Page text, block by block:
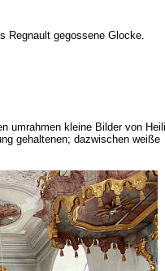
Regnault gegossene Glocke.
umrahmen kleine Bilder von
gehaltenen; dazwischen weiße